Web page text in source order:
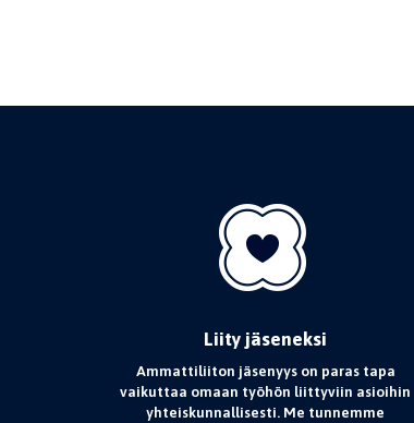
Liity jäseneksi
Ammattiliiton jäsenyys on paras tapa
vaikuttaa omaan työhön liittyviin asioihin
yhteiskunnallisesti. Me tunnemme